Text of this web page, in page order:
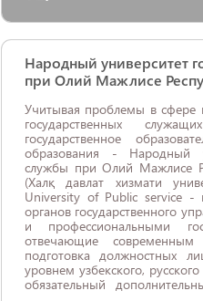
Народный университет
при Олий Мажлисе
Учитывая проблемы в сфере
государственных
государственное
образования - Народный
службы при Олий Мажлисе
(Халқ давлат хизмати
University of Public service -
органов государственного
и профессиональными
отвечающие
подготовка должностных
уровнем узбекского,
обязательный